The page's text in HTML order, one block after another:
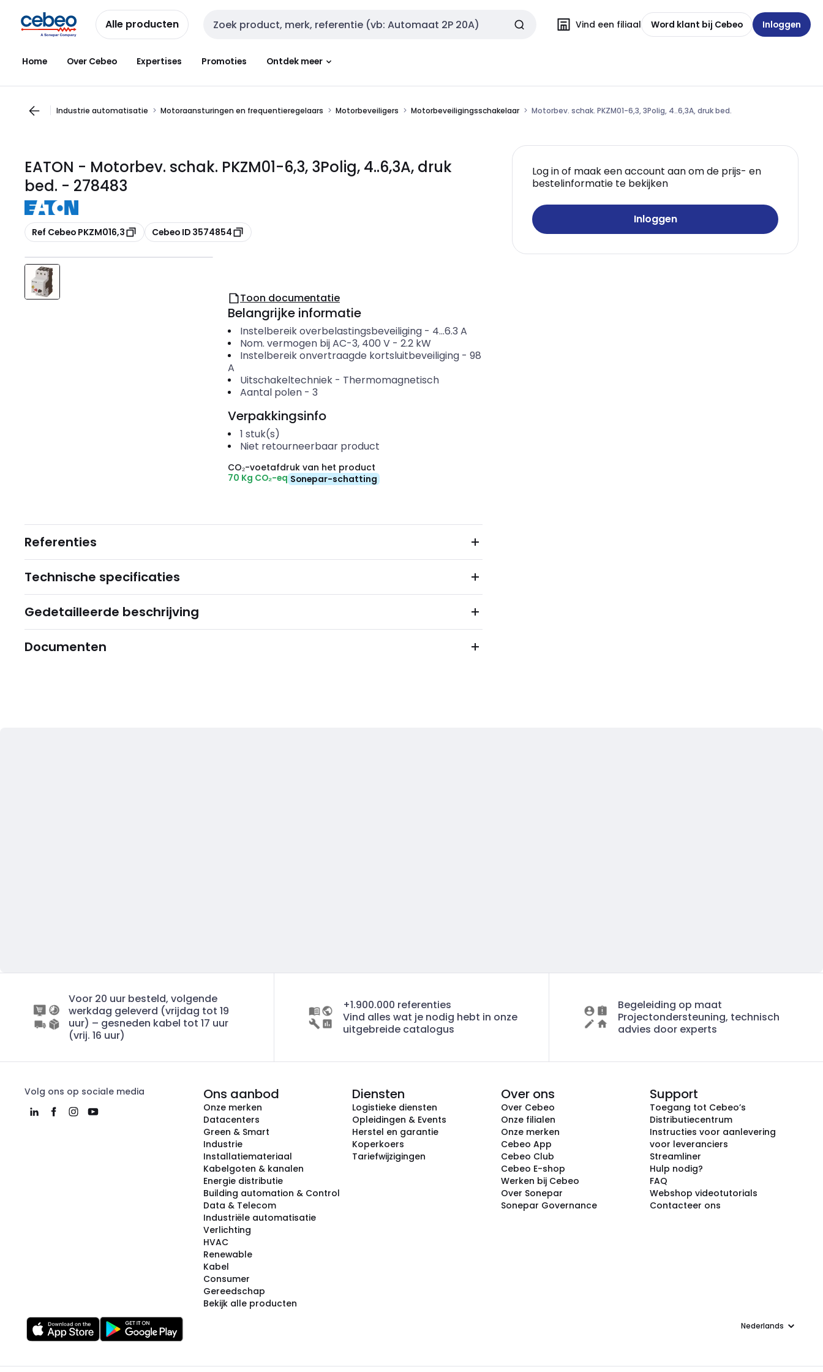
naar
navigatie
naar
inhoud
Alle producten Zoekveld invoer Vind een filiaal Word klant bij Cebeo Inloggen
Home Over Cebeo Expertises Promoties Ontdek meer
Industrie automatisatie Motoraansturingen en frequentieregelaars Motorbeveiligers Motorbeveiligingsschakelaar Motorbev. schak. PKZM01-6,3, 3Polig, 4..6,3A, druk bed.
EATON - Motorbev. schak. PKZM01-6,3, 3Polig, 4..6,3A, druk
bed. - 278483
Kopiëren
Ref Cebeo PKZM016,3 Kopiëren
Cebeo ID 3574854
Log in of maak een account aan om de prijs- en
bestelinformatie te bekijken
Inloggen
Toon documentatie
Belangrijke informatie
Instelbereik overbelastingsbeveiliging- 4...6.3 A
Nom. vermogen bij AC-3, 400 V- 2.2 kW
Instelbereik onvertraagde kortsluitbeveiliging- 98
A
Uitschakeltechniek- Thermomagnetisch
Aantal polen- 3
Verpakkingsinfo
1 stuk(s)
Niet retourneerbaar product
CO₂-voetafdruk van het product
70 Kg CO₂-eq Sonepar-schatting
Referenties
Technische specificaties
Gedetailleerde beschrijving
Documenten
Voor 20 uur besteld, volgende
werkdag geleverd (vrijdag tot 19
uur) – gesneden kabel tot 17 uur
(vrij. 16 uur)
+1.900.000 referenties
Vind alles wat je nodig hebt in onze
uitgebreide catalogus
Begeleiding op maat
Projectondersteuning, technisch
advies door experts
Volg ons op sociale media Ons aanbod
Onze merken
Datacenters
Green & Smart
Industrie
Installatiemateriaal
Kabelgoten & kanalen
Energie distributie
Building automation & Control
Data & Telecom
Industriële automatisatie
Verlichting
HVAC
Renewable
Kabel
Consumer
Gereedschap
Bekijk alle producten
Diensten
Logistieke diensten
Opleidingen & Events
Herstel en garantie
Koperkoers
Tariefwijzigingen
Over ons
Over Cebeo
Onze filialen
Onze merken
Cebeo App
Cebeo Club
Cebeo E-shop
Werken bij Cebeo
Over Sonepar
Sonepar Governance
Support
Toegang tot Cebeo’s
Distributiecentrum
Instructies voor aanlevering
voor leveranciers
Streamliner
Hulp nodig?
FAQ
Webshop videotutorials
Contacteer ons
Taal